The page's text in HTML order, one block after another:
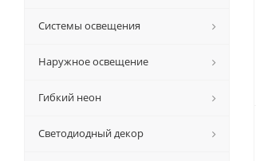
Системы освещения
Наружное освещение
Гибкий неон
Светодиодный декор